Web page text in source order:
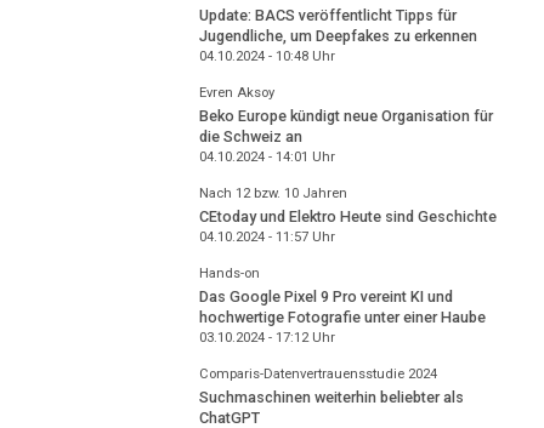
Update: BACS veröffentlicht Tipps für
Jugendliche, um Deepfakes zu erkennen
04.10.2024 - 10:48Uhr
Evren Aksoy
Beko Europe kündigt neue Organisation für
die Schweiz an
04.10.2024 - 14:01 Uhr
Nach 12 bzw. 10 Jahren
CEtoday und Elektro Heute sind Geschichte
04.10.2024 - 11:57Uhr
Hands-on
Das Google Pixel 9 Pro vereint KI und
hochwertige Fotografie unter einer Haube
03.10.2024 - 17:12Uhr
Comparis-Datenvertrauensstudie 2024
Suchmaschinen weiterhin beliebter als
ChatGPT